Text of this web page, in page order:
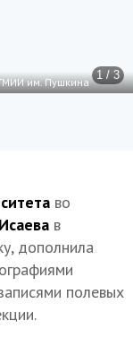
1 / 3
им. Пушкина
во
в
дополнила
полевых